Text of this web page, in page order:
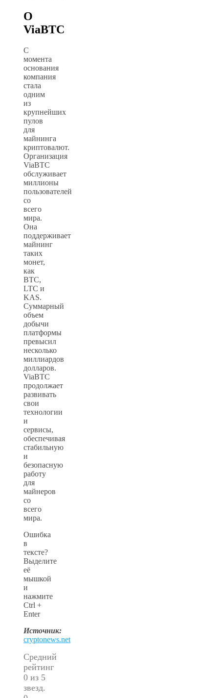
О
ViaBTC
С
момента
основания
компания
стала
одним
из
крупнейших
пулов
для
майнинга
криптовалют.
Организация
ViaBTC
обслуживает
миллионы
пользователей
со
всего
мира.
Она
поддерживает
майнинг
таких
монет,
как
BTC,
LTC и
KAS.
Суммарный
объем
добычи
платформы
превысил
несколько
миллиардов
долларов.
ViaBTC
продолжает
развивать
свои
технологии
и
сервисы,
обеспечивая
стабильную
и
безопасную
работу
для
майнеров
со
всего
мира.
Ошибка
в
тексте?
Выделите
её
мышкой
и
нажмите
Ctrl +
Enter
Источник:
cryptonews.net
Средний
рейтинг
0 из 5
звезд.